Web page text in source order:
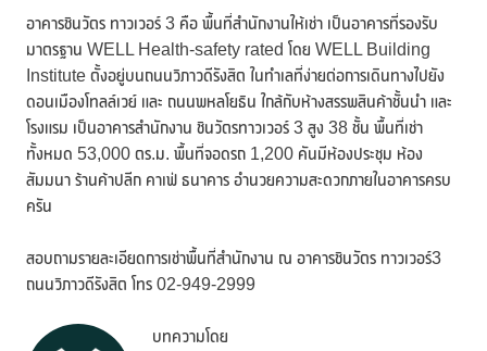
อาคารชินวัตร ทาวเวอร์ 3 คือ พื้นที่สำนักงานให้เช่า เป็นอาคารที่รองรับ
มาตรฐาน WELL Health-safety rated โดย WELL Building
Institute ตั้งอยู่บนถนนวิภาวดีรังสิต ในทำเลที่ง่ายต่อการเดินทางไปยัง
ดอนเมืองโทลล์เวย์ และ ถนนพหลโยธิน ใกล้กับห้างสรรพสินค้าชั้นนำ และ
โรงแรม เป็นอาคารสำนักงาน ชินวัตรทาวเวอร์ 3 สูง 38 ชั้น พื้นที่เช่า
ทั้งหมด 53,000 ตร.ม. พื้นที่จอดรถ 1,200 คันมีห้องประชุม ห้อง
สัมมนา ร้านค้าปลีก คาเฟ่ ธนาคาร อำนวยความสะดวกภายในอาคารครบ
ครัน
สอบถามรายละเอียดการเช่าพื้นที่สำนักงาน ณ อาคารชินวัตร ทาวเวอร์3
ถนนวิภาวดีรังสิต โทร 02-949-2999
บทความโดย